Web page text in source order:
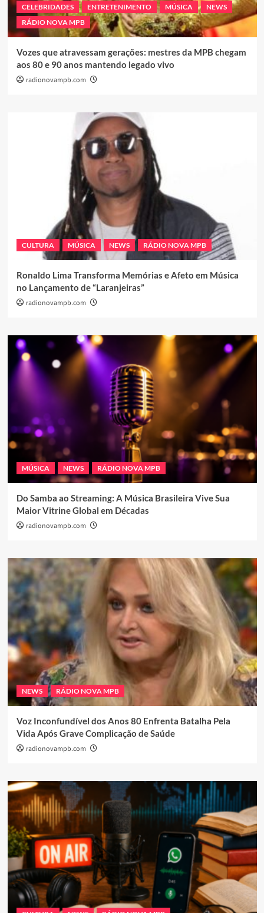
CELEBRIDADES ENTRETENIMENTO MÚSICA
NEWS
RÁDIO NOVA MPB
Vozes que atravessam gerações: mestres da MPB chegam
aos 80 e 90 anos mantendo legado vivo
radionovampb.com
CULTURA MÚSICA NEWS RÁDIO NOVA MPB
Ronaldo Lima Transforma Memórias e Afeto em Música
no Lançamento de “Laranjeiras”
radionovampb.com
MÚSICA NEWS RÁDIO NOVA MPB
Do Samba ao Streaming: A Música Brasileira Vive Sua
Maior Vitrine Global em Décadas
radionovampb.com
NEWS RÁDIO NOVA MPB
Voz Inconfundível dos Anos 80 Enfrenta Batalha Pela
Vida Após Grave Complicação de Saúde
radionovampb.com